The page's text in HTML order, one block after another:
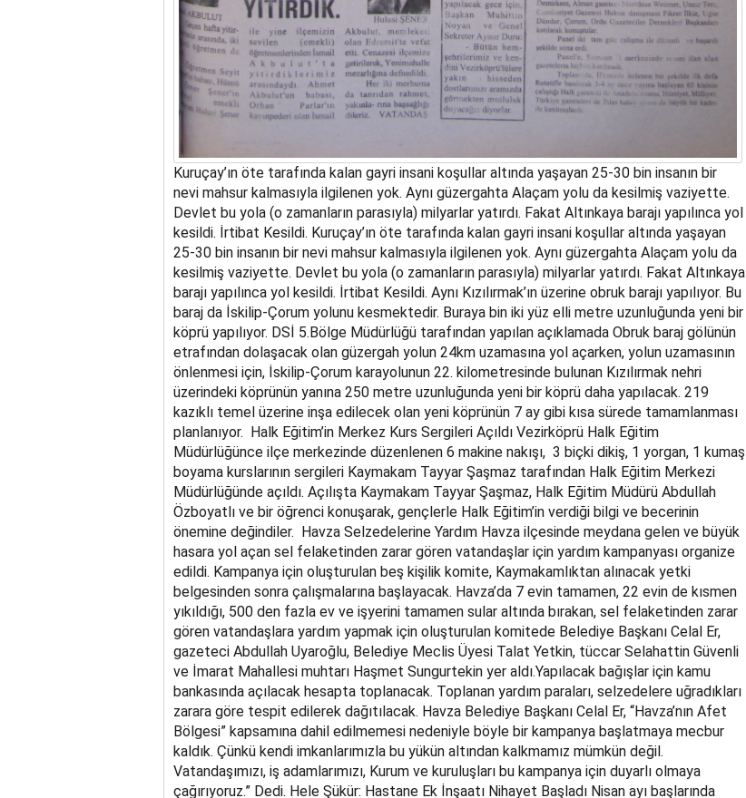
Kuruçay’ın öte tarafında kalan gayri insani koşullar altında yaşayan 25-30 bin insanın bir
nevi mahsur kalmasıyla ilgilenen yok. Aynı güzergahta Alaçam yolu da kesilmiş vaziyette.
Devlet bu yola (o zamanların parasıyla) milyarlar yatırdı. Fakat Altınkaya barajı yapılınca yol
kesildi. İrtibat Kesildi. Kuruçay’ın öte tarafında kalan gayri insani koşullar altında yaşayan
25-30 bin insanın bir nevi mahsur kalmasıyla ilgilenen yok. Aynı güzergahta Alaçam yolu da
kesilmiş vaziyette. Devlet bu yola (o zamanların parasıyla) milyarlar yatırdı. Fakat Altınkaya
barajı yapılınca yol kesildi. İrtibat Kesildi. Aynı Kızılırmak’ın üzerine obruk barajı yapılıyor. Bu
baraj da İskilip-Çorum yolunu kesmektedir. Buraya bin iki yüz elli metre uzunluğunda yeni bir
köprü yapılıyor. DSİ 5.Bölge Müdürlüğü tarafından yapılan açıklamada Obruk baraj gölünün
etrafından dolaşacak olan güzergah yolun 24km uzamasına yol açarken, yolun uzamasının
önlenmesi için, İskilip-Çorum karayolunun 22. kilometresinde bulunan Kızılırmak nehri
üzerindeki köprünün yanına 250 metre uzunluğunda yeni bir köprü daha yapılacak. 219
kazıklı temel üzerine inşa edilecek olan yeni köprünün 7 ay gibi kısa sürede tamamlanması
planlanıyor. Halk Eğitim’in Merkez Kurs Sergileri Açıldı Vezirköprü Halk Eğitim
Müdürlüğünce ilçe merkezinde düzenlenen 6 makine nakışı, 3 biçki dikiş, 1 yorgan, 1 kumaş
boyama kurslarının sergileri Kaymakam Tayyar Şaşmaz tarafından Halk Eğitim Merkezi
Müdürlüğünde açıldı. Açılışta Kaymakam Tayyar Şaşmaz, Halk Eğitim Müdürü Abdullah
Özboyatlı ve bir öğrenci konuşarak, gençlerle Halk Eğitim’in verdiği bilgi ve becerinin
önemine değindiler. Havza Selzedelerine Yardım Havza ilçesinde meydana gelen ve büyük
hasara yol açan sel felaketinden zarar gören vatandaşlar için yardım kampanyası organize
edildi. Kampanya için oluşturulan beş kişilik komite, Kaymakamlıktan alınacak yetki
belgesinden sonra çalışmalarına başlayacak. Havza’da 7 evin tamamen, 22 evin de kısmen
yıkıldığı, 500 den fazla ev ve işyerini tamamen sular altında bırakan, sel felaketinden zarar
gören vatandaşlara yardım yapmak için oluşturulan komitede Belediye Başkanı Celal Er,
gazeteci Abdullah Uyaroğlu, Belediye Meclis Üyesi Talat Yetkin, tüccar Selahattin Güvenli
ve İmarat Mahallesi muhtarı Haşmet Sungurtekin yer aldı.Yapılacak bağışlar için kamu
bankasında açılacak hesapta toplanacak. Toplanan yardım paraları, selzedelere uğradıkları
zarara göre tespit edilerek dağıtılacak. Havza Belediye Başkanı Celal Er, “Havza’nın Afet
Bölgesi” kapsamına dahil edilmemesi nedeniyle böyle bir kampanya başlatmaya mecbur
kaldık. Çünkü kendi imkanlarımızla bu yükün altından kalkmamız mümkün değil.
Vatandaşımızı, iş adamlarımızı, Kurum ve kuruluşları bu kampanya için duyarlı olmaya
çağırıyoruz.” Dedi. Hele Şükür: Hastane Ek İnşaatı Nihayet Başladı Nisan ayı başlarında